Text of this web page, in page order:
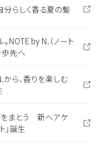
分らしく香る夏の髪
。NOTE by N.（ノート
歩先へ
ら、香りを楽しむ
をまとう 新ヘアケ
」誕生